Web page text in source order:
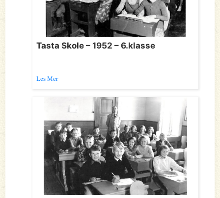
Tasta Skole – 1952 – 6.klasse
Les Mer